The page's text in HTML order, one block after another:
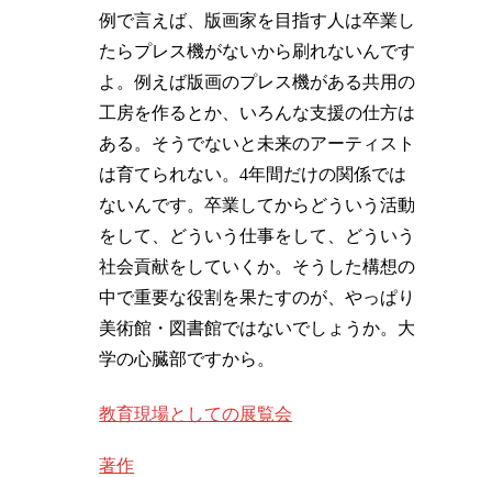
例で言えば、版画家を目指す人は卒業し
たらプレス機がないから刷れないんです
よ。例えば版画のプレス機がある共用の
工房を作るとか、いろんな支援の仕方は
ある。そうでないと未来のアーティスト
は育てられない。4年間だけの関係では
ないんです。卒業してからどういう活動
をして、どういう仕事をして、どういう
社会貢献をしていくか。そうした構想の
中で重要な役割を果たすのが、やっぱり
美術館・図書館ではないでしょうか。大
学の心臓部ですから。
教育現場としての展覧会
著作